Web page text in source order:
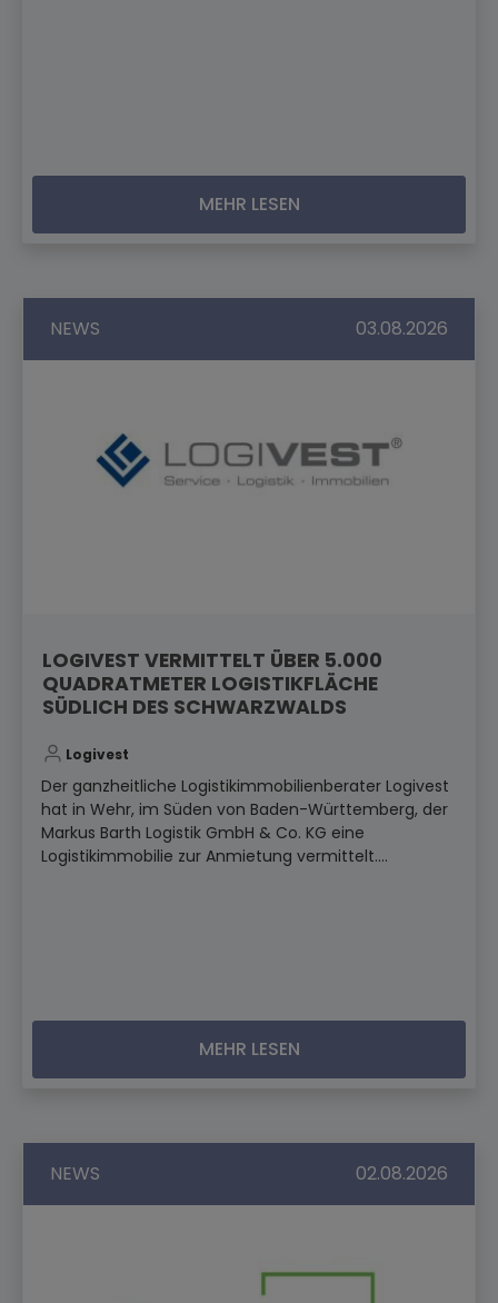
MEHR LESEN
NEWS 03.08.2026
LOGIVEST VERMITTELT ÜBER 5.000
QUADRATMETER LOGISTIKFLÄCHE
SÜDLICH DES SCHWARZWALDS
Logivest
Der ganzheitliche Logistikimmobilienberater Logivest
hat in Wehr, im Süden von Baden-Württemberg, der
Markus Barth Logistik GmbH & Co. KG eine
Logistikimmobilie zur Anmietung vermittelt....
MEHR LESEN
NEWS 02.08.2026